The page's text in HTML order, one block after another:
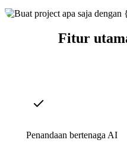
Fitur
Penandaan bertenaga AI